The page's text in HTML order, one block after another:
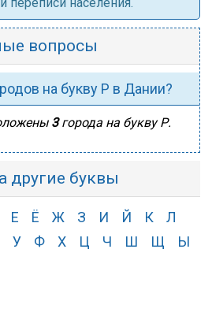
вопросы
на букву Р в Дании?
3города на букву Р.
другие буквы
Е Ё Ж З И Й К
Л
У Ф Х Ц Ч Ш Щ
Ы